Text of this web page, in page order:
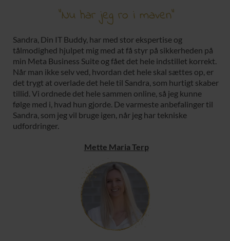
"Nu har jeg ro i maven"
Sandra, Din IT Buddy, har med stor ekspertise og
tålmodighed hjulpet mig med at få styr på sikkerheden på
min Meta Business Suite og fået det hele indstillet korrekt.
Når man ikke selv ved, hvordan det hele skal sættes op, er
det trygt at overlade det hele til Sandra, som hurtigt skaber
tillid. Vi ordnede det hele sammen online, så jeg kunne
følge med i, hvad hun gjorde. De varmeste anbefalinger til
Sandra, som jeg vil bruge igen, når jeg har tekniske
udfordringer.
Mette Maria Terp